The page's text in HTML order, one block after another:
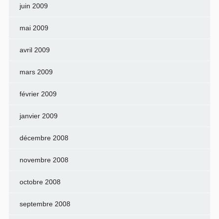
juin 2009
mai 2009
avril 2009
mars 2009
février 2009
janvier 2009
décembre 2008
novembre 2008
octobre 2008
septembre 2008